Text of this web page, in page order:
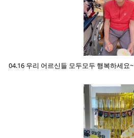
04.16 우리 어르신들 모두모두 행복하세요~